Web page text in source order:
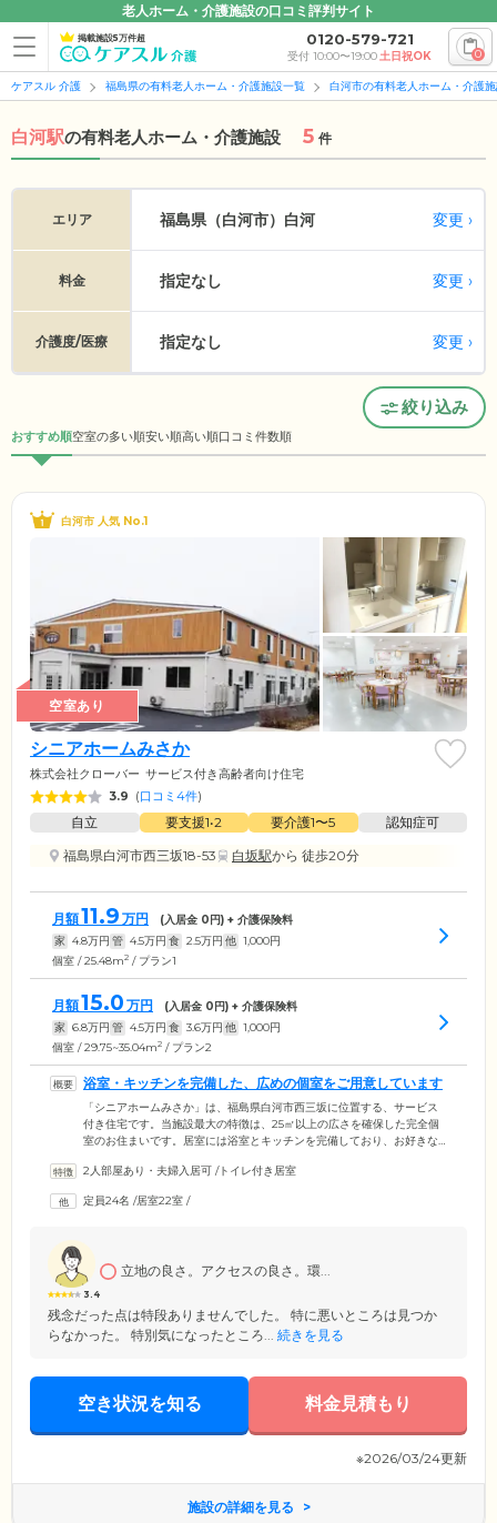
老人ホーム・介護施設の口コミ評判サイト
掲載施設5万件超 0120-579-721
受付 10:00〜19:00土日祝OK 0
ケアスル 介護 福島県の有料老人ホーム・介護施設一覧 白河市の有料老人ホーム・介護
白河駅の有料老人ホーム・介護施設 5 件
エリア 福島県（白河市） 白河 変更
料金 指定なし 変更
介護度/医療 指定なし 変更
絞り込み
おすすめ順空室の多い順安い順高い順口コミ件数順
白河市 人気 No.1
空室あり
シニアホームみさか
株式会社クローバー サービス付き高齢者向け住宅
3.9 (口コミ4件)
自立 要支援1•2 要介護1〜5
認知症可
福島県白河市西三坂18-53
白坂駅から 徒歩20分
月額11.9 万円 (入居金 0円) + 介護保険料
家 4.8万円 管 4.5万円 食 2.5万円 他 1,000円
個室 / 25.48m2 / プラン1
月額15.0 万円 (入居金 0円) + 介護保険料
家 6.8万円 管 4.5万円 食 3.6万円 他 1,000円
個室 / 29.75~35.04m2 / プラン2
浴室・キッチンを完備した、広めの個室をご用意しています
「シニアホームみさか」は、福島県白河市西三坂に位置する、サービス
付き住宅です。当施設最大の特徴は、25㎡以上の広さを確保した完全個
室のお住まいです。居室には浴室とキッチンを完備しており、お好きな
す。日常生活のほとんどを居室内で過ごすことが可能なので、初めて施
ースもあり、ご自宅に近い環境も作れます。また、共有スペースはご入
2人部屋あり・夫婦入居可 /トイレ付き居室
定員24名 /居室22室 /
3.4
立地の良さ。アクセスの良さ。環...
残念だった点は特段ありませんでした。 特に悪いところは見つか
らなかった。 特別気になったところ... 続きを見る
空き状況を知る 料金見積もり
※2026/03/24更新
施設の詳細を見る